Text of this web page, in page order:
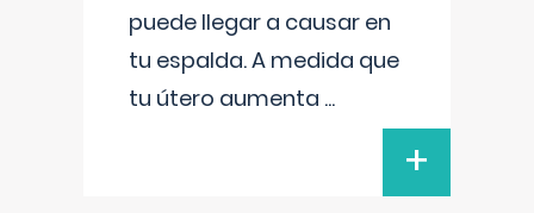
puede llegar a causar en
tu espalda. A medida que
tu útero aumenta ...
+